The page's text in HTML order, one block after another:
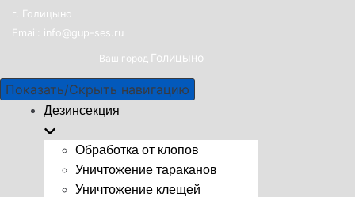
г. Голицыно
Email: info@gup-ses.ru
Ваш город Голицыно
Показать/Скрыть навигацию
Дезинсекция
Обработка от клопов
Уничтожение тараканов
Уничтожение клещей